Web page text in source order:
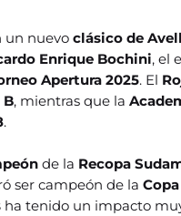
un nuevoclásico de
Enrique Bochini, el
Apertura 2025. El
B, mientras que la
.
de la Recopa
ser campeón de la
ha tenido un impacto